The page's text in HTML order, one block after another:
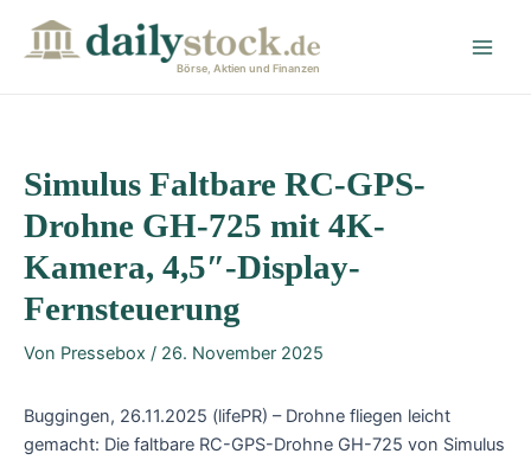
Börse, Aktien und Finanzen
Simulus Faltbare RC-GPS-
Drohne GH-725 mit 4K-
Kamera, 4,5″-Display-
Fernsteuerung
Von Pressebox / 26. November 2025
Buggingen, 26.11.2025 (lifePR) – Drohne fliegen leicht
gemacht: Die faltbare RC-GPS-Drohne GH-725 von Simulus